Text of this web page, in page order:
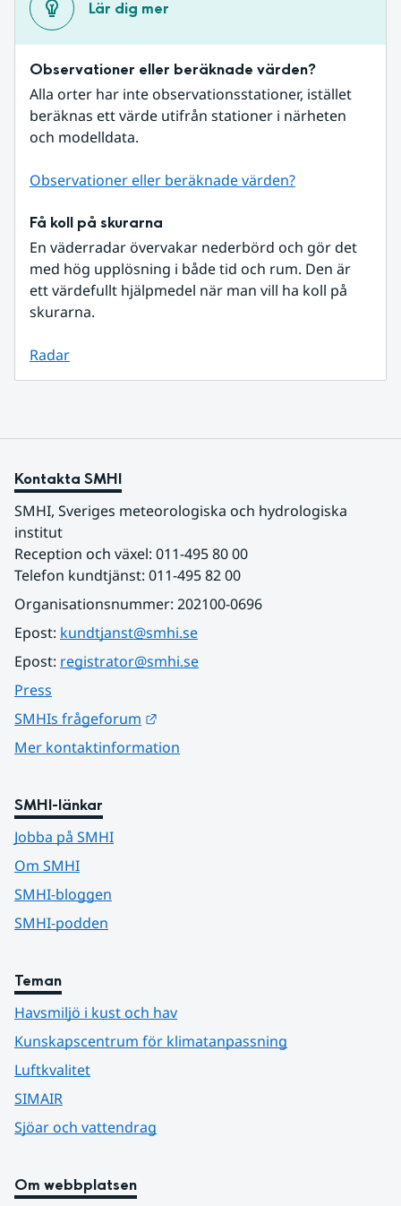
Lär dig mer
Observationer eller beräknade värden?
Alla orter har inte observationsstationer, istället
beräknas ett värde utifrån stationer i närheten
och modelldata.
Observationer eller beräknade värden?
Få koll på skurarna
En väderradar övervakar nederbörd och gör det
med hög upplösning i både tid och rum. Den är
ett värdefullt hjälpmedel när man vill ha koll på
skurarna.
Radar
Kontakta SMHI
SMHI, Sveriges meteorologiska och hydrologiska
institut
Reception och växel: 011-495 80 00
Telefon kundtjänst: 011-495 82 00
Organisationsnummer: 202100-0696
Epost: kundtjanst@smhi.se
Epost: registrator@smhi.se
Press
SMHIs frågeforum
Mer kontaktinformation
SMHI-länkar
Jobba på SMHI
Om SMHI
SMHI-bloggen
SMHI-podden
Teman
Havsmiljö i kust och hav
Kunskapscentrum för klimatanpassning
Luftkvalitet
SIMAIR
Sjöar och vattendrag
Om webbplatsen